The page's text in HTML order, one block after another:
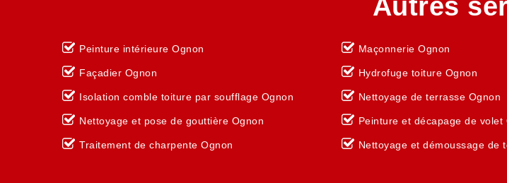
Autres
Peinture intérieure Ognon
Façadier Ognon
Isolation comble toiture par soufflage Ognon
Nettoyage et pose de gouttière Ognon
Traitement de charpente Ognon
Maçonnerie Ognon
Hydrofuge toiture Ognon
Nettoyage de terrasse Ognon
Peinture et décapage de volet
Nettoyage et démoussage de